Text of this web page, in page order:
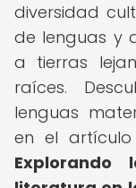
diversidad
de lenguas y
a tierras
raíces.
lenguas
en el